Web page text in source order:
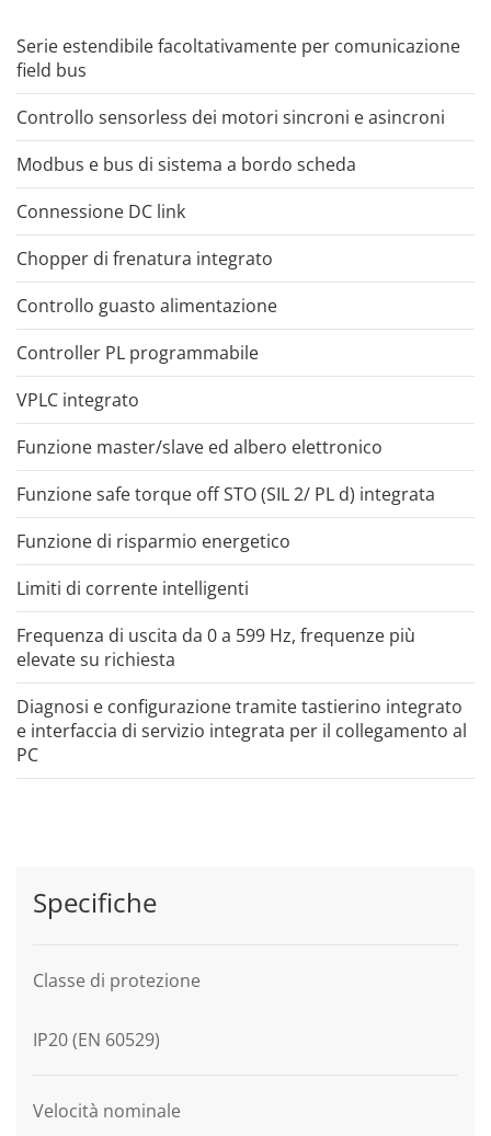
Serie estendibile facoltativamente per comunicazione
field bus
Controllo sensorless dei motori sincroni e asincroni
Modbus e bus di sistema a bordo scheda
Connessione DC link
Chopper di frenatura integrato
Controllo guasto alimentazione
Controller PL programmabile
VPLC integrato
Funzione master/slave ed albero elettronico
Funzione safe torque off STO (SIL 2/ PL d) integrata
Funzione di risparmio energetico
Limiti di corrente intelligenti
Frequenza di uscita da 0 a 599 Hz, frequenze più
elevate su richiesta
Diagnosi e configurazione tramite tastierino integrato
e interfaccia di servizio integrata per il collegamento al
PC
Specifiche
Classe di protezione
IP20 (EN 60529)
Velocità nominale